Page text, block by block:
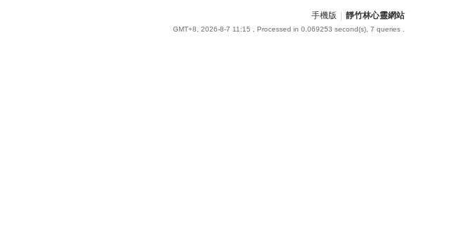
手機版 靜竹林心靈網站
GMT+8, 2026-8-7 11:15 , Processed in 0.069253 second(s), 7 queries .